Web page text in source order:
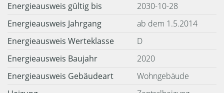
Energieausweis gültig bis
2030-10-28
Energieausweis Jahrgang
ab dem 1.5.2014
Energieausweis Werteklasse
D
Energieausweis Baujahr
2020
Energieausweis Gebäudeart
Wohngebäude